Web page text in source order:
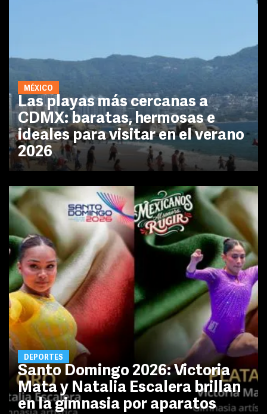
MÉXICO
Las playas más cercanas a
CDMX: baratas, hermosas e
ideales para visitar en el verano
2026
DEPORTES
Santo Domingo 2026: Victoria
Mata y Natalia Escalera brillan
en la gimnasia por aparatos